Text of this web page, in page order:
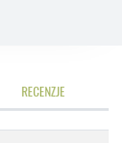
RECENZJE